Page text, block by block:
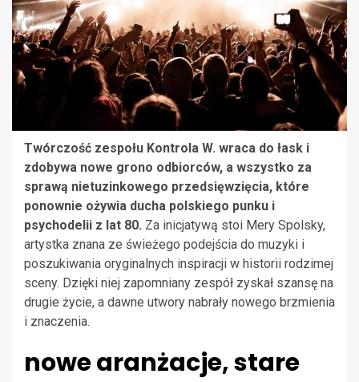
Twórczość zespołu Kontrola W. wraca do łask i
zdobywa nowe grono odbiorców, a wszystko za
sprawą nietuzinkowego przedsięwzięcia, które
ponownie ożywia ducha polskiego punku i
psychodelii z lat 80. Za inicjatywą stoi Mery Spolsky,
artystka znana ze świeżego podejścia do muzyki i
poszukiwania oryginalnych inspiracji w historii rodzimej
sceny. Dzięki niej zapomniany zespół zyskał szansę na
drugie życie, a dawne utwory nabrały nowego brzmienia
i znaczenia.
nowe aranżacje, stare